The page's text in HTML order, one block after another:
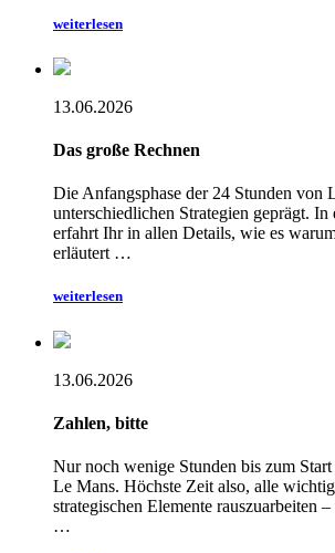
weiterlesen
13.06.2026
Das große Rechnen
Die Anfangsphase der 24 Stunden von
unterschiedlichen Strategien geprägt. In
erfahrt Ihr in allen Details, wie es
erläutert …
weiterlesen
13.06.2026
Zahlen, bitte
Nur noch wenige Stunden bis zum
Le Mans. Höchste Zeit also, alle
strategischen Elemente rauszuarbeiten
…